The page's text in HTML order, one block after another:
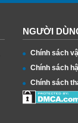
NGƯỜI
Chính sách
Chính sách
Chính sách